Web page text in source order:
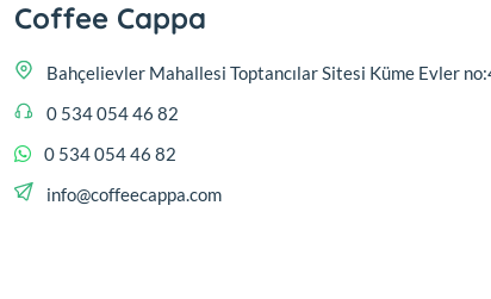
Coffee Cappa
Bahçelievler Mahallesi Toptancılar Sitesi Küme Evler
0 534 054 46 82
0 534 054 46 82
info@coffeecappa.com